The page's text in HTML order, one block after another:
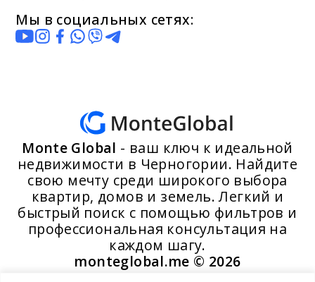
Мы в социальных сетях:
Monte Global - ваш ключ к идеальной
недвижимости в Черногории. Найдите
свою мечту среди широкого выбора
квартир, домов и земель. Легкий и
быстрый поиск с помощью фильтров и
профессиональная консультация на
каждом шагу.
monteglobal.me © 2026